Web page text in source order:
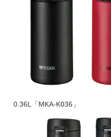
0.36L「MKA-K036」